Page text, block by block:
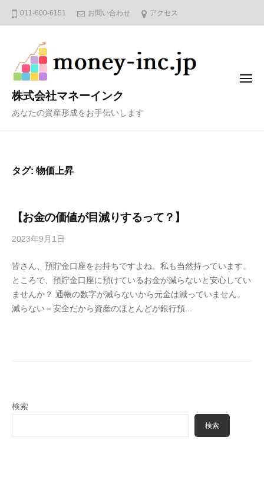
011-600-6151 お問い合わせ アクセス
株式会社マネーインク
あなたの資産形成をお手伝いします
メ
タグ: 物価上昇
【お金の価値が目減りするって？】
2023年9月1日
4
6
3
f
皆さん、預貯金口座をお持ちですよね。私も当然持っています。
ところで、預貯金口座に預けているお金が減らないと安心してい
ませんか？ 通帳の数字が減らないから元金は減っていません。
減らない＝安全だから資産のほとんどが銀行預...
検索
検索